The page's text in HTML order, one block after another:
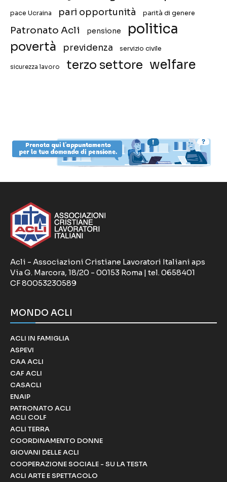
pace Ucraina pari opportunità parità di genere
Patronato Acli pensione politica
povertà previdenza servizio civile
sicurezza lavoro terzo settore welfare
Acli - Associazioni Cristiane Lavoratori Italiani aps
Via G. Marcora, 18/20 - 00153 Roma | tel. 0658401
CF 80053230589
MONDO ACLI
ACLI IN FAMIGLIA
ASPEVI
CAA ACLI
CAF ACLI
CASACLI
ENAIP
PATRONATO ACLI
ACLI COLF
ACLI TERRA
COORDINAMENTO DONNE
GIOVANI DELLE ACLI
COOPERAZIONE SOCIALE - SU LA TESTA
ACLI ARTE E SPETTACOLO